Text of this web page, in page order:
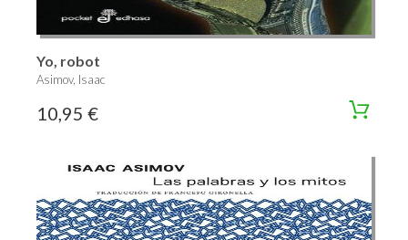
Yo, robot
Asimov, Isaac
10,95 €